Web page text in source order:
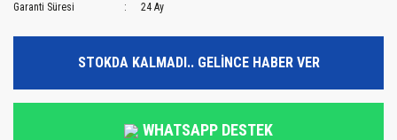
Garanti Süresi
24 Ay
STOKDA KALMADI.. GELİNCE HABER VER
WHATSAPP DESTEK